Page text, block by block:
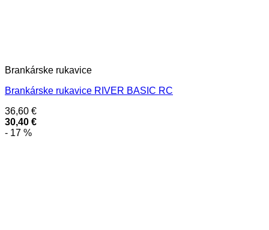
Brankárske rukavice
Brankárske rukavice RIVER BASIC RC
36,60 €
30,40 €
- 17 %